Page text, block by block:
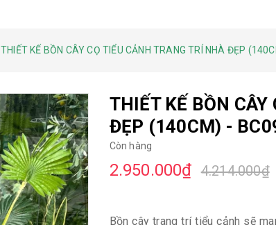
THIẾT KẾ BỒN CÂY CỌ TIỂU CẢNH TRANG TRÍ NHÀ ĐẸP
THIẾT KẾ BỒN
ĐẸP (140CM) -
Còn hàng
2.950.000₫ 4.214.000₫
Bồn cây trang trí tiểu cảnh sẽ